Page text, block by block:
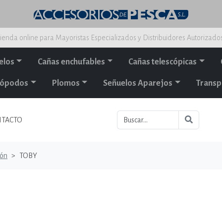
online para Mayoristas Especializados y Distribuidores
Cañas enchufables Cañas telescópicas
Plomos Señuelos Aparejos
TOBY